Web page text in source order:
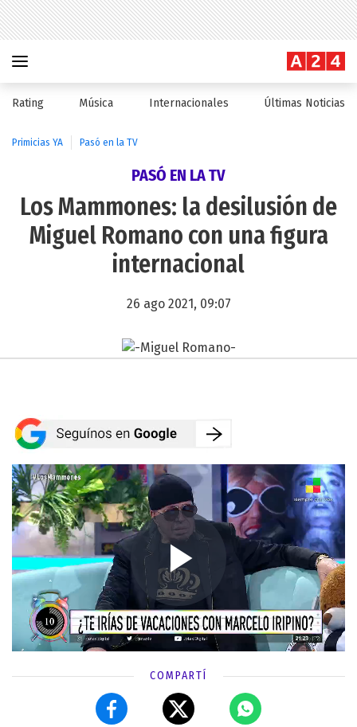
Rating Música Internacionales Últimas Noticias
Primicias YA Pasó en la TV
PASÓ EN LA TV
Los Mammones: la desilusión de
Miguel Romano con una figura
internacional
26 ago 2021, 09:07
COMPARTÍ